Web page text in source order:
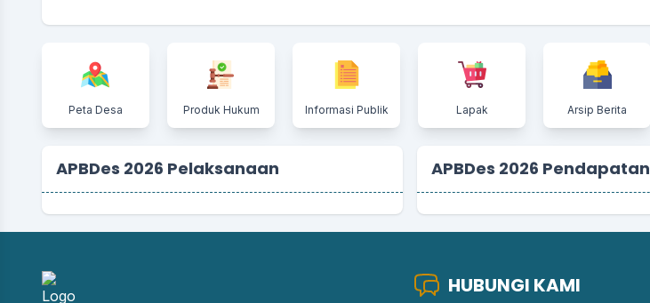
Peta Desa Produk Hukum Informasi Publik Lapak Arsip Berita
APBDes 2026 Pelaksanaan APBDes 2026 Pendapatan
HUBUNGI KAMI